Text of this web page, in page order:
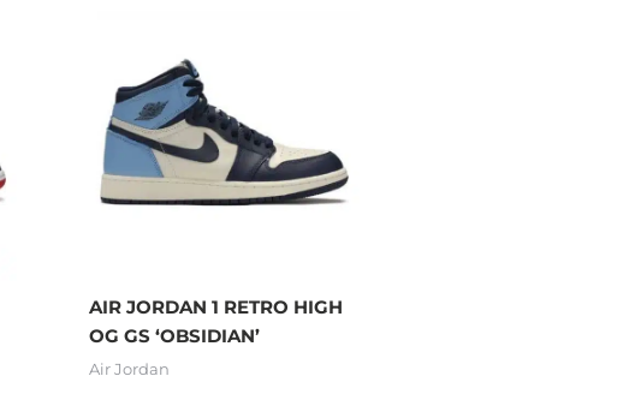
AIR JORDAN 1 RETRO HIGH
OG GS ‘OBSIDIAN’
Air Jordan